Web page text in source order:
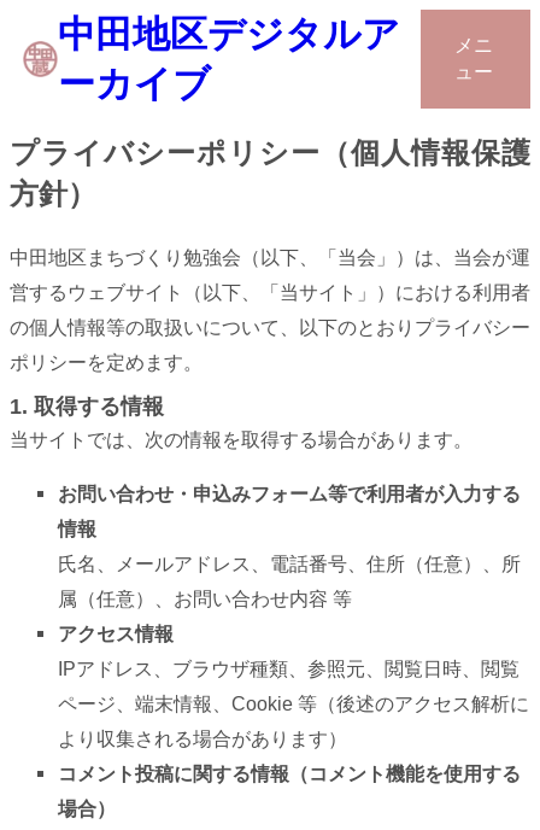
容
キ
ッ
中田地区デジタルア
ーカイブ
メニ
ュー
プライバシーポリシー（個人情報保護
方針）
中田地区まちづくり勉強会（以下、「当会」）は、当会が運
営するウェブサイト（以下、「当サイト」）における利用者
の個人情報等の取扱いについて、以下のとおりプライバシー
ポリシーを定めます。
1. 取得する情報
当サイトでは、次の情報を取得する場合があります。
お問い合わせ・申込みフォーム等で利用者が入力する
情報
氏名、メールアドレス、電話番号、住所（任意）、所
属（任意）、お問い合わせ内容 等
アクセス情報
IPアドレス、ブラウザ種類、参照元、閲覧日時、閲覧
ページ、端末情報、Cookie 等（後述のアクセス解析に
より収集される場合があります）
コメント投稿に関する情報（コメント機能を使用する
場合）